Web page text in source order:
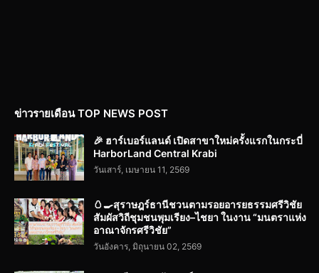
ข่าวรายเดือน TOP NEWS POST
🎉 ฮาร์เบอร์แลนด์ เปิดสาขาใหม่ครั้งแรกในกระบี่
HarborLand Central Krabi
วันเสาร์, เมษายน 11, 2569
🥚🍳สุราษฎร์ธานีชวนตามรอยอารยธรรมศรีวิชัย
สัมผัสวิถีชุมชนพุมเรียง–ไชยา ในงาน “มนตราแห่ง
อาณาจักรศรีวิชัย”
วันอังคาร, มิถุนายน 02, 2569